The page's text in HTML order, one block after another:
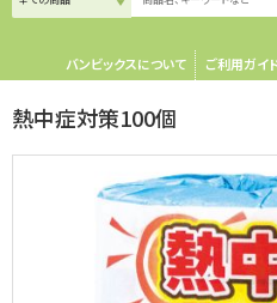
バンビックスについて ご利用ガイ
熱中症対策100個